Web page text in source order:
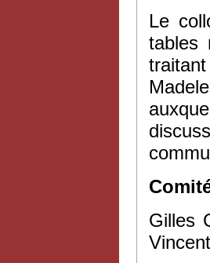
Le
tables
Gilles